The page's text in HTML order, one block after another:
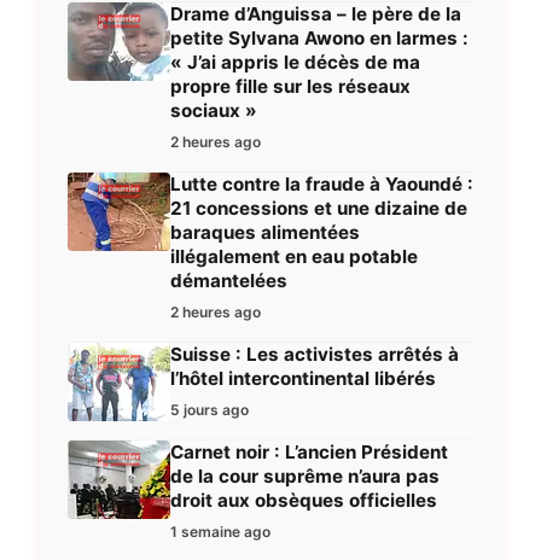
Drame d’Anguissa – le père de la
petite Sylvana Awono en larmes :
« J’ai appris le décès de ma
propre fille sur les réseaux
sociaux »
2 heures ago
Lutte contre la fraude à Yaoundé :
21 concessions et une dizaine de
baraques alimentées
illégalement en eau potable
démantelées
2 heures ago
Suisse : Les activistes arrêtés à
l’hôtel intercontinental libérés
5 jours ago
Carnet noir : L’ancien Président
de la cour suprême n’aura pas
droit aux obsèques officielles
1 semaine ago